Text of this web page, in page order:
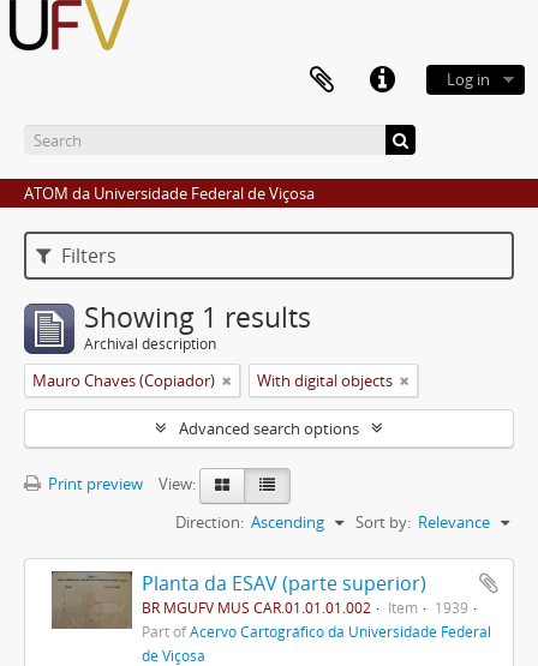
Log in
ATOM da Universidade Federal de Viçosa
Filters
Showing 1 results
Archival description
Mauro Chaves (Copiador) With digital objects
Advanced search options
Print preview
View:
Sort by: Relevance
Direction: Ascending
Planta da ESAV (parte superior)
BR MGUFV MUS CAR.01.01.01.002 Item
1939
Part ofAcervo Cartográfico da Universidade Federal
de Viçosa